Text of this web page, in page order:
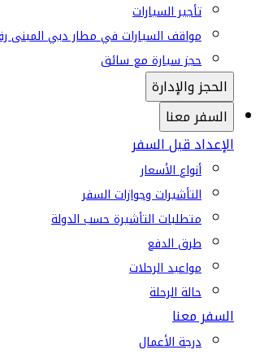
تأجير السيارات
مواقف السيارات في مطار دبي المبنى
حجز سيارة مع سائق
الحجز والإدارة
السفر معنا
الإعداد قبل السفر
أنواع الأسعار
التأشيرات وجوازات السفر
متطلبات التأشيرة حسب الدولة
طرق الدفع
مواعيد الرحلات
حالة الرحلة
السفر معنا
درجة الأعمال